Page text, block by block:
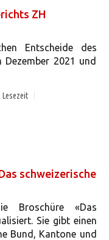
ZH
Entscheide des
2021 und
Lesezeit
schweizerische
Broschüre «Das
Sie gibt einen
Bund, Kantone und